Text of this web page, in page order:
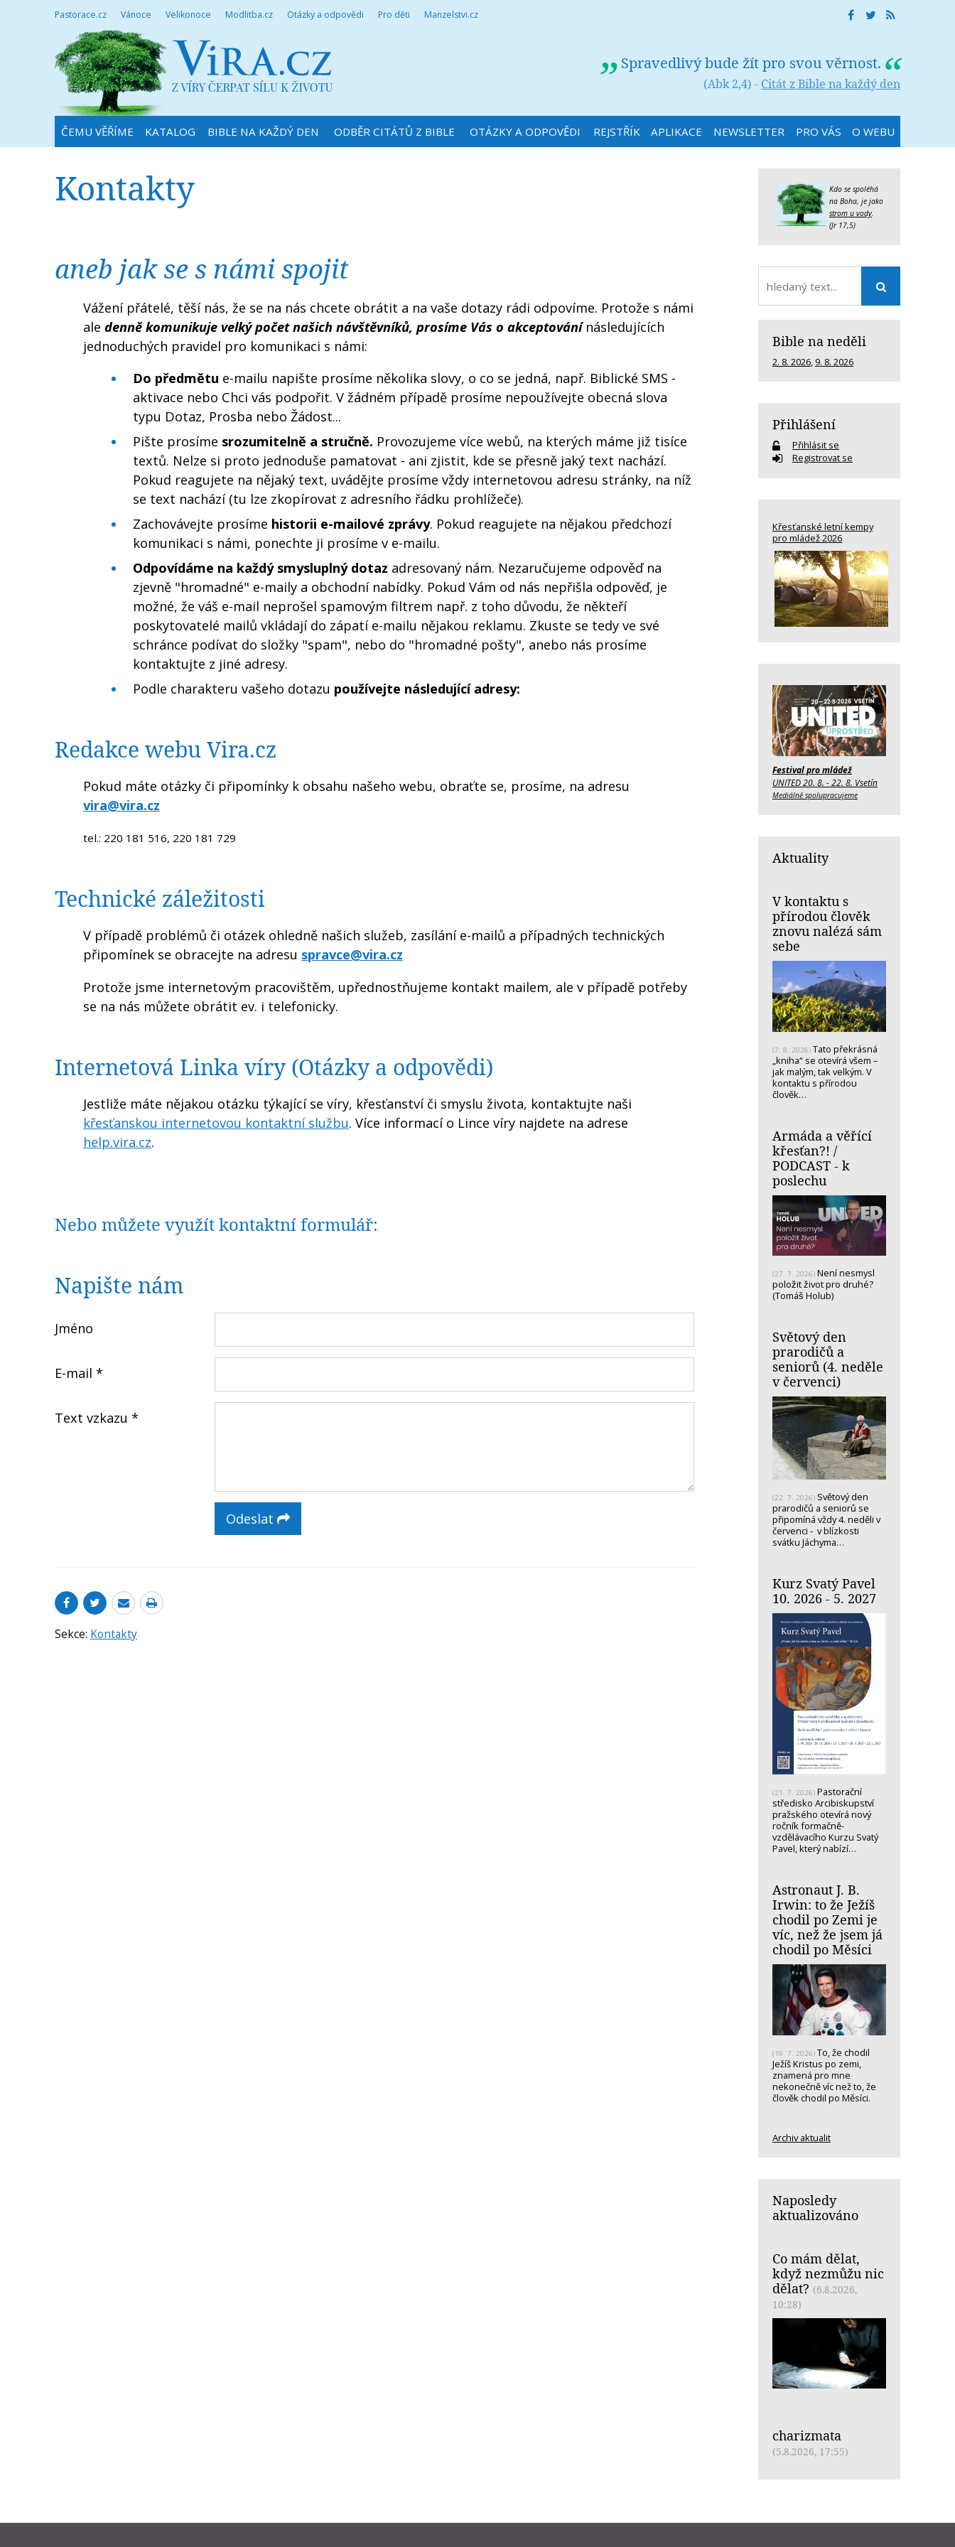
Pastorace.cz Vánoce Velikonoce Modlitba.cz Otázky a odpovědi Pro děti Manzelstvi.cz
Spravedlivý bude žít pro svou věrnost.
(Abk 2,4) - Citát z Bible na každý den
ČEMU VĚŘÍME KATALOG BIBLE NA KAŽDÝ DEN ODBĚR CITÁTŮ Z BIBLE OTÁZKY A ODPOVĚDI REJSTŘÍK APLIKACE NEWSLETTER PRO VÁS O WEBU
Kontakty
aneb jak se s námi spojit
Vážení přátelé, těší nás, že se na nás chcete obrátit a na vaše dotazy rádi odpovíme. Protože s námi
ale denně komunikuje velký počet našich návštěvníků, prosíme Vás o akceptovánínásledujících
jednoduchých pravidel pro komunikaci s námi:
Do předmětu e-mailu napište prosíme několika slovy, o co se jedná, např. Biblické SMS -
aktivace nebo Chci vás podpořit. V žádném případě prosíme nepoužívejte obecná slova
typu Dotaz, Prosba nebo Žádost...
Pište prosíme srozumitelně a stručně. Provozujeme více webů, na kterých máme již tisíce
textů. Nelze si proto jednoduše pamatovat - ani zjistit, kde se přesně jaký text nachází.
Pokud reagujete na nějaký text, uvádějte prosíme vždy internetovou adresu stránky, na níž
se text nachází (tu lze zkopírovat z adresního řádku prohlížeče).
Zachovávejte prosíme historii e-mailové zprávy. Pokud reagujete na nějakou předchozí
komunikaci s námi, ponechte ji prosíme v e-mailu.
Odpovídáme na každý smysluplný dotaz adresovaný nám. Nezaručujeme odpověď na
zjevně "hromadné" e-maily a obchodní nabídky. Pokud Vám od nás nepřišla odpověď, je
možné, že váš e-mail neprošel spamovým filtrem např. z toho důvodu, že někteří
poskytovatelé mailů vkládají do zápatí e-mailu nějakou reklamu. Zkuste se tedy ve své
schránce podívat do složky "spam", nebo do "hromadné pošty", anebo nás prosíme
kontaktujte z jiné adresy.
Podle charakteru vašeho dotazu používejte následující adresy:
Redakce webu Vira.cz
Pokud máte otázky či připomínky k obsahu našeho webu, obraťte se, prosíme, na adresu
vira@vira.cz
tel.: 220 181 516, 220 181 729
Technické záležitosti
V případě problémů či otázek ohledně našich služeb, zasílání e-mailů a případných technických
připomínek se obracejte na adresu spravce@vira.cz
Protože jsme internetovým pracovištěm, upřednostňujeme kontakt mailem, ale v případě potřeby
se na nás můžete obrátit ev. i telefonicky.
Internetová Linka víry (Otázky a odpovědi)
Jestliže máte nějakou otázku týkající se víry, křesťanství či smyslu života, kontaktujte naši
křesťanskou internetovou kontaktní službu. Více informací o Lince víry najdete na adrese
help.vira.cz.
Nebo můžete využít kontaktní formulář:
Napište nám
Jméno
E-mail
Text vzkazu
Odeslat
Sekce: Kontakty
Kdo se spoléhá
na Boha, je jako
strom u vody.
(Jr 17,5)
Bible na neděli
2. 8. 2026, 9. 8. 2026
Přihlášení
Přihlásit se
Registrovat se
Křesťanské letní kempy
pro mládež 2026
Festival pro mládež
UNITED 20. 8. - 22. 8. Vsetín
Mediálně spolupracujeme
Aktuality
V kontaktu s
přírodou člověk
znovu nalézá sám
sebe
(7. 8. 2026) Tato překrásná
„kniha“ se otevírá všem –
jak malým, tak velkým. V
kontaktu s přírodou
člověk…
Armáda a věřící
křesťan?! /
PODCAST - k
poslechu
(27. 7. 2026) Není nesmysl
položit život pro druhé?
(Tomáš Holub)
Světový den
prarodičů a
seniorů (4. neděle
v červenci)
(22. 7. 2026) Světový den
prarodičů a seniorů se
připomíná vždy 4. neděli v
červenci - v blízkosti
svátku Jáchyma…
Kurz Svatý Pavel
10. 2026 - 5. 2027
(21. 7. 2026) Pastorační
středisko Arcibiskupství
pražského otevírá nový
ročník formačně-
vzdělávacího Kurzu Svatý
Pavel, který nabízí…
Astronaut J. B.
Irwin: to že Ježíš
chodil po Zemi je
víc, než že jsem já
chodil po Měsíci
(19. 7. 2026) To, že chodil
Ježíš Kristus po zemi,
znamená pro mne
nekonečně víc než to, že
člověk chodil po Měsíci.
Archiv aktualit
Naposledy
aktualizováno
Co mám dělat,
když nezmůžu nic
dělat? (6.8.2026,
10:28)
charizmata
(5.8.2026, 17:55)